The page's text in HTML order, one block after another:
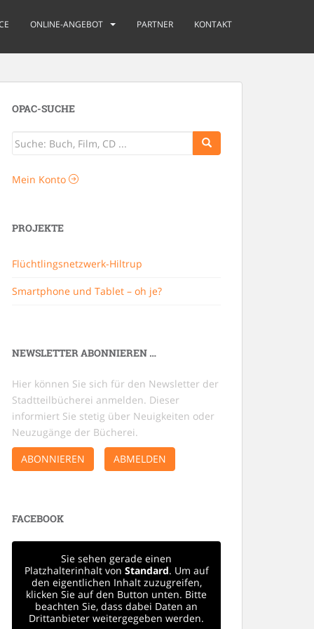
ONLINE-ANGEBOT PARTNER KONTAKT
OPAC-SUCHE
Mein Konto
PROJEKTE
Flüchtlingsnetzwerk-Hiltrup
Smartphone und Tablet – oh je?
NEWSLETTER ABONNIEREN …
Hier können Sie sich für den Newsletter der
Stadtteilbücherei anmelden. Dieser
informiert Sie stetig über Neuigkeiten oder
Neuzugänge der Bücherei.
ABONNIEREN
ABMELDEN
FACEBOOK
Sie sehen gerade einen
Platzhalterinhalt von Standard. Um auf
den eigentlichen Inhalt zuzugreifen,
klicken Sie auf den Button unten. Bitte
beachten Sie, dass dabei Daten an
Drittanbieter weitergegeben werden.